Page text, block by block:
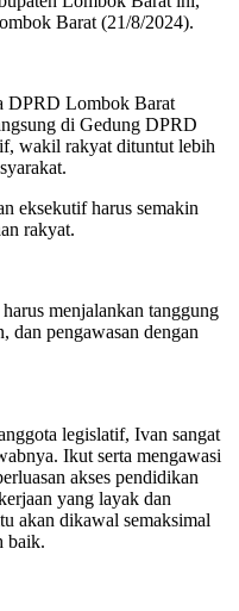
Barat (21/8/2024).
DPRD Lombok Barat
di Gedung DPRD
wakil rakyat dituntut lebih
eksekutif harus semakin
rakyat.
menjalankan tanggung
dan pengawasan dengan
legislatif, Ivan sangat
Ikut serta mengawasi
akses pendidikan
yang layak dan
akan dikawal semaksimal
baik.